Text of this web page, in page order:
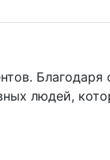
людей,